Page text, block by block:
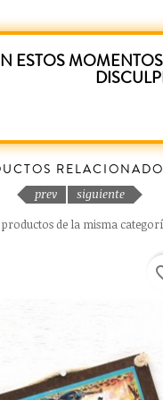
de clientes en este
productos de la misma
prev siguiente
ESTOS